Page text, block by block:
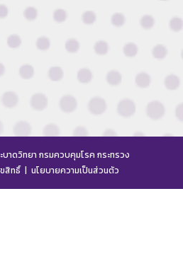
าดวิทยา กรมควบคุมโรค กระทรวง
สิทธิ์ | นโยบายความเป็นส่วนตัว